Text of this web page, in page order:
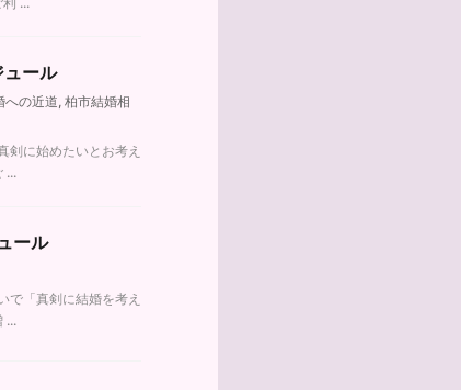
ュール
への近道, 柏市結婚相
剣に始めたいとお考え
...
ール
で「真剣に結婚を考え
...